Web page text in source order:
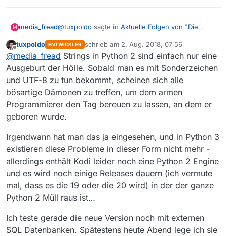
Da muss wohl wieder mal so ein Sonderzeichen drin
durcheinander bringt…
Ich schau mir das mal an und versuche eine Lösung
zu finden…
M media_fread@tuxpoldo sagte in Aktuelle Folgen von "Die
welches die verkakkte Python-2-Engine im
Kodi
Da scheint eine Hass-Liebe die Grundlage eurer
Beziehung zu sein :-)
Danke das Du es Dir anschaust!
Offline
tuxpoldo ENTWICKLER schrieb am 2. Aug. 2018, 07:56
zuletzt editiert von
@media_fread Strings in Python 2 sind einfach nur eine
Ausgeburt der Hölle. Sobald man es mit Sonderzeichen
und UTF-8 zu tun bekommt, scheinen sich alle
bösartige Dämonen zu treffen, um dem armen
Programmierer den Tag bereuen zu lassen, an dem er
geboren wurde.
Irgendwann hat man das ja eingesehen, und in Python 3
existieren diese Probleme in dieser Form nicht mehr -
allerdings enthält Kodi leider noch eine Python 2 Engine
und es wird noch einige Releases dauern (ich vermute
mal, dass es die 19 oder die 20 wird) in der der ganze
Python 2 Müll raus ist…
Ich teste gerade die neue Version noch mit externen
SQL Datenbanken. Spätestens heute Abend lege ich sie